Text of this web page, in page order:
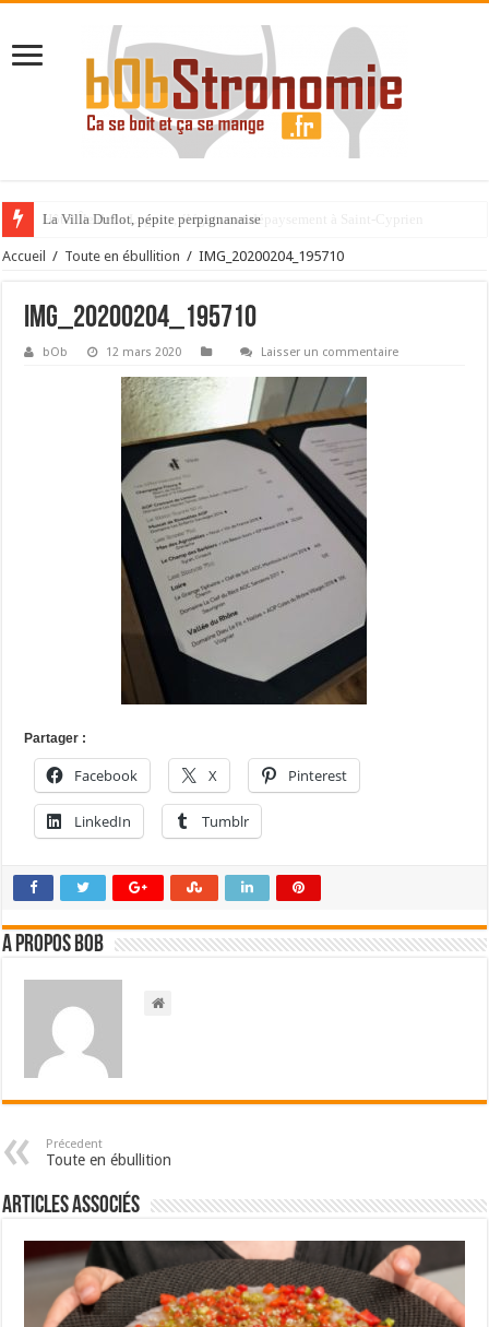
La Villa Duflot, pépite perpignanaise
Accueil / Toute en ébullition / IMG_20200204_195710
IMG_20200204_195710
bOb 12 mars 2020 Laisser un commentaire
Partager :
Facebook X Pinterest
LinkedIn Tumblr
A propos bOb
Précedent
Toute en ébullition
Articles associés